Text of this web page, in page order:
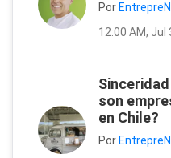
Por
12:00 AM, Jul
son
en Chile?
Por